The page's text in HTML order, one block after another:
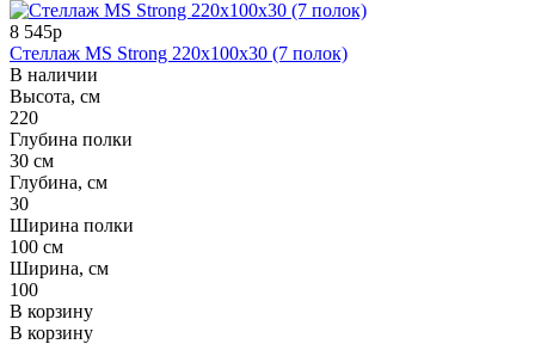
8 545р
Стеллаж MS Strong 220x100x30 (7 полок)
В наличии
Высота, см
220
Глубина полки
30 см
Глубина, см
30
Ширина полки
100 см
Ширина, см
100
В корзину
В корзину